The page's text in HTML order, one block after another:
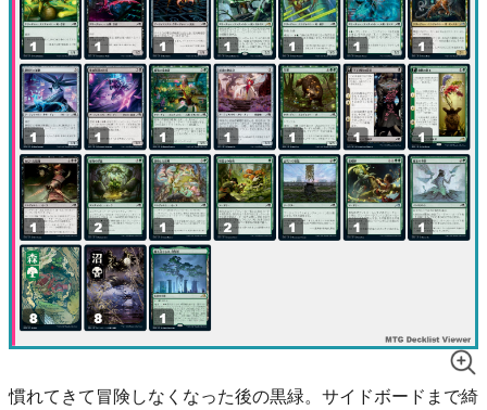
慣れてきて冒険しなくなった後の黒緑。サイドボードまで綺